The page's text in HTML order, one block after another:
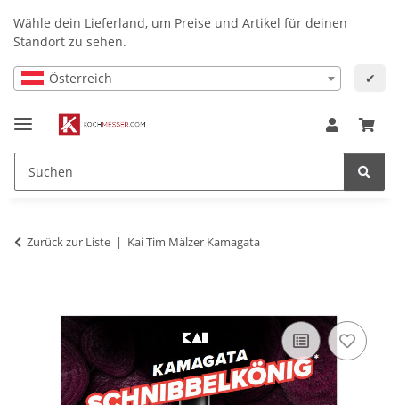
Wähle dein Lieferland, um Preise und Artikel für deinen
Standort zu sehen.
Österreich ✔
Zurück zur Liste Kai Tim Mälzer Kamagata